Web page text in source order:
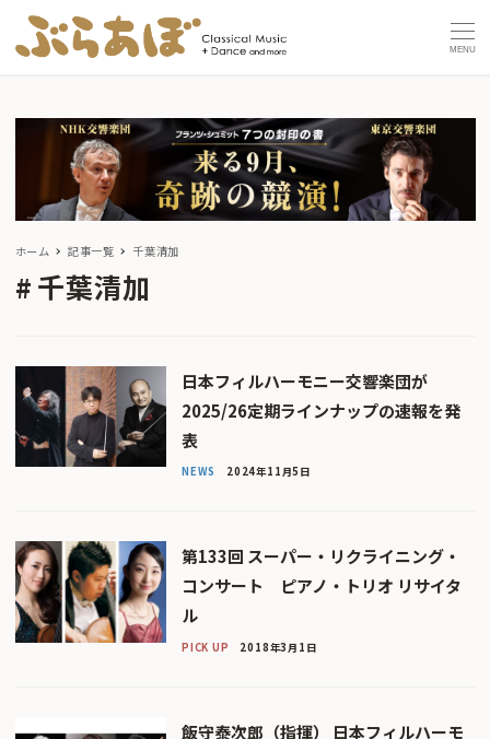
MENU
ホーム 記事一覧 千葉清加
千葉清加
日本フィルハーモニー交響楽団が
2025/26定期ラインナップの速報を発
表
NEWS 2024年11月5日
第133回 スーパー・リクライニング・
コンサート ピアノ・トリオ リサイタ
ル
PICK UP 2018年3月1日
飯守泰次郎（指揮） 日本フィルハーモ